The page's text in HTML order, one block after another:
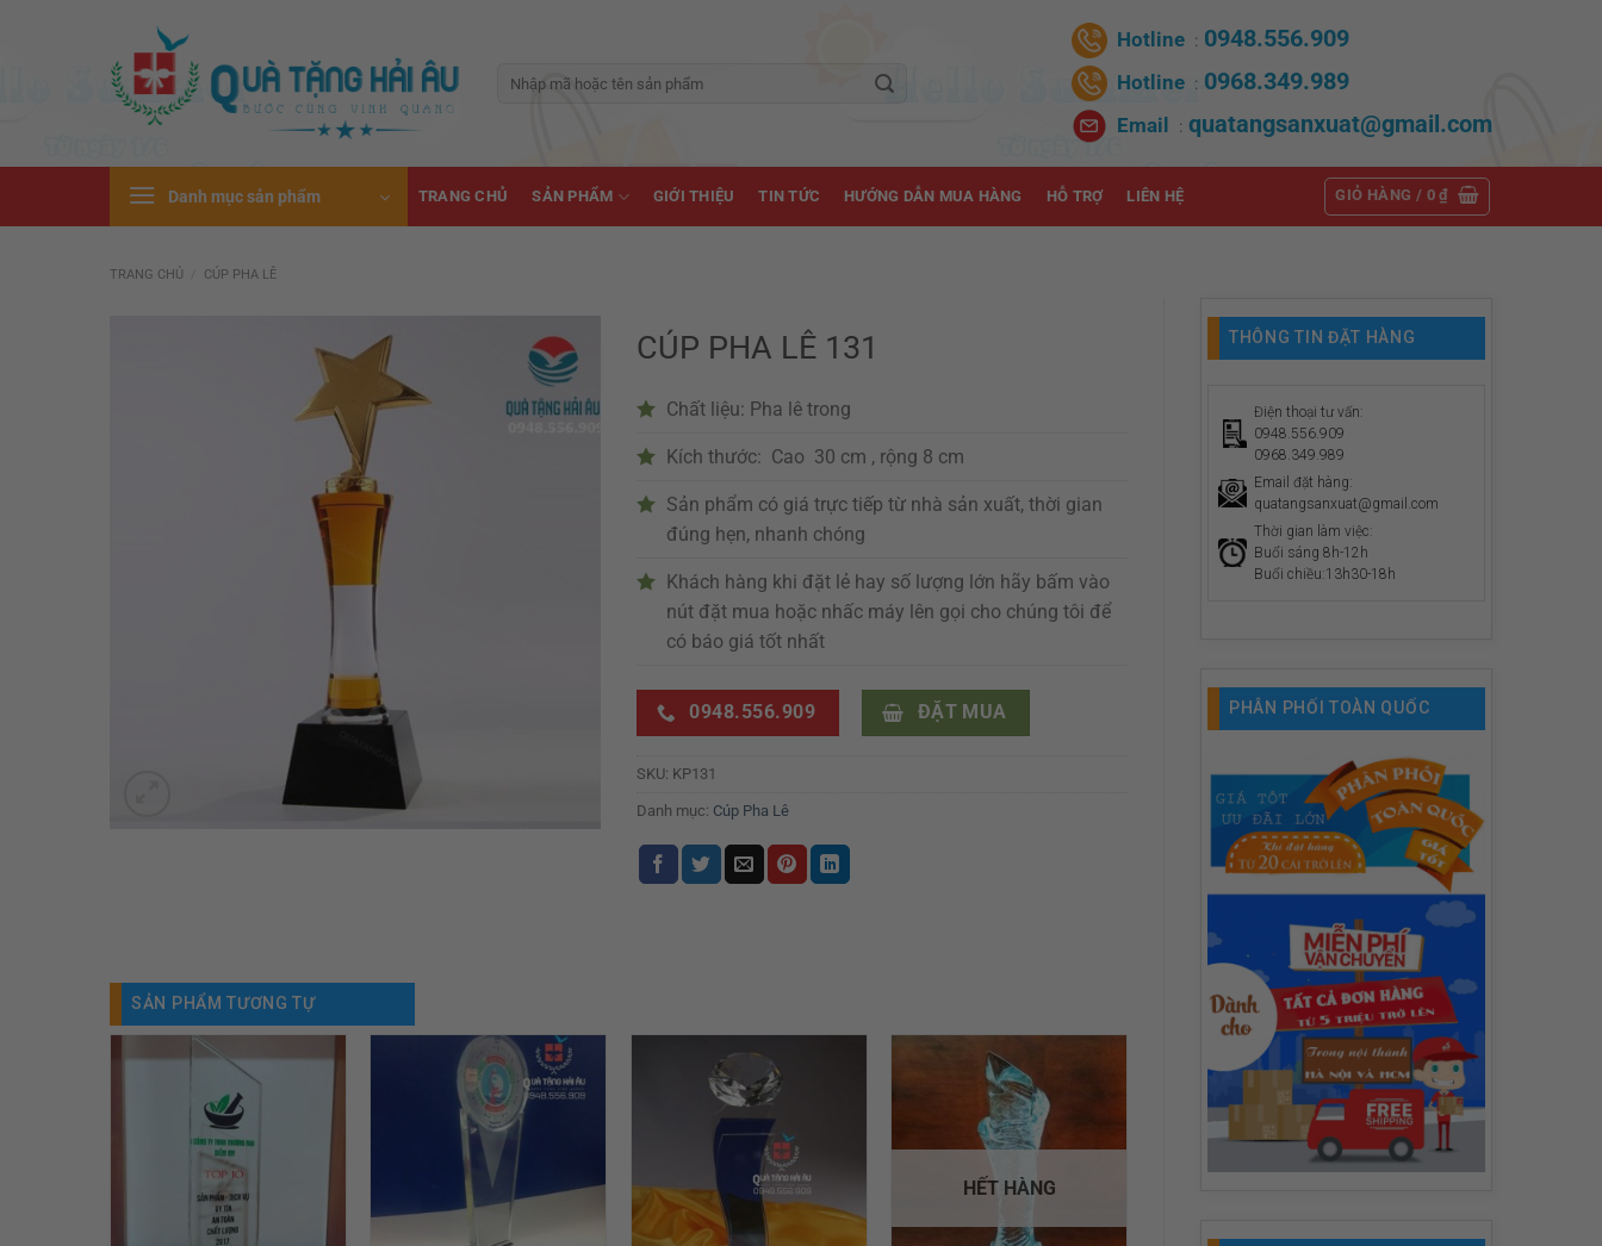
Hotline : 0948.556.909
Hotline : 0968.349.989
Email : quatangsanxuat@gmail.com
Danh mục sản phẩm TRANG CHỦ SẢN PHẨM GIỚI THIỆU TIN TỨC HƯỚNG DẪN MUA HÀNG HỖ TRỢ LIÊN HỆ GIỎ HÀNG / 0₫
TRANG CHỦ CÚP PHA LÊ
THÔNG TIN ĐẶT HÀNG
Điện thoại tư vấn:
0948.556.909
0968.349.989
Email đặt hàng:
quatangsanxuat@gmail.com
Thời gian làm việc:
Buổi sáng 8h-12h
Buổi chiều:13h30-18h
PHÂN PHỐI TOÀN QUỐC
CÚP PHA LÊ 131
Chất liệu: Pha lê trong
Kích thước: Cao 30 cm , rộng 8 cm
Sản phẩm có giá trực tiếp từ nhà sản xuất, thời gian
đúng hẹn, nhanh chóng
Khách hàng khi đặt lẻ hay số lượng lớn hãy bấm vào
nút đặt mua hoặc nhấc máy lên gọi cho chúng tôi để
có báo giá tốt nhất
0948.556.909 ĐẶT MUA
SKU: KP131
Danh mục: Cúp Pha Lê
SẢN PHẨM TƯƠNG TỰ
HẾT HÀNG